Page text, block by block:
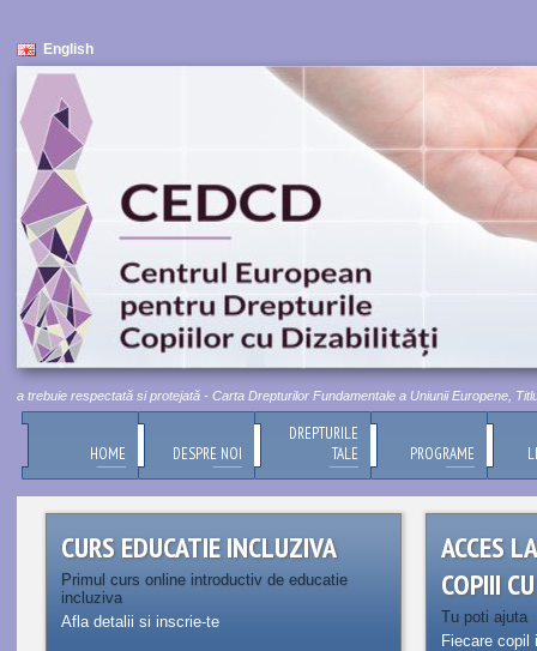
English
trebuie respectată si protejată - Carta Drepturilor Fundamentale a Uniunii Europene, Titlul
HOME DESPRE NOI
DREPTURILE
TALE
PROGRAME
CURS EDUCATIE INCLUZIVA
Primul curs online introductiv de educatie
incluziva
Afla detalii si inscrie-te
ACCES
COPIII
Tu poti ajuta
Fiecare